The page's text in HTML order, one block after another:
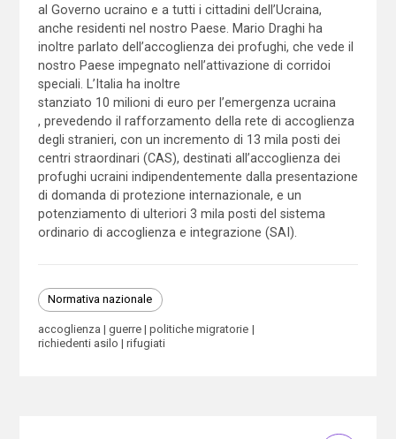
al Governo ucraino e a tutti i cittadini dell’Ucraina,
anche residenti nel nostro Paese. Mario Draghi ha
inoltre parlato dell’accoglienza dei profughi, che vede il
nostro Paese impegnato nell’attivazione di corridoi
speciali. L’Italia ha inoltre
stanziato 10 milioni di euro per l’emergenza ucraina
, prevedendo il rafforzamento della rete di accoglienza
degli stranieri, con un incremento di 13 mila posti dei
centri straordinari (CAS), destinati all’accoglienza dei
profughi ucraini indipendentemente dalla presentazione
di domanda di protezione internazionale, e un
potenziamento di ulteriori 3 mila posti del sistema
ordinario di accoglienza e integrazione (SAI).
Normativa nazionale
accoglienza guerre
politiche migratorie
richiedenti asilo
rifugiati